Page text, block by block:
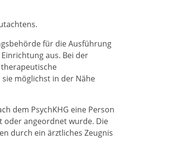
für die Ausführung
aus. Bei der
therapeutische
möglichst in der Nähe
dem PsychKHG eine Person
angeordnet wurde. Die
durch ein ärztliches Zeugnis